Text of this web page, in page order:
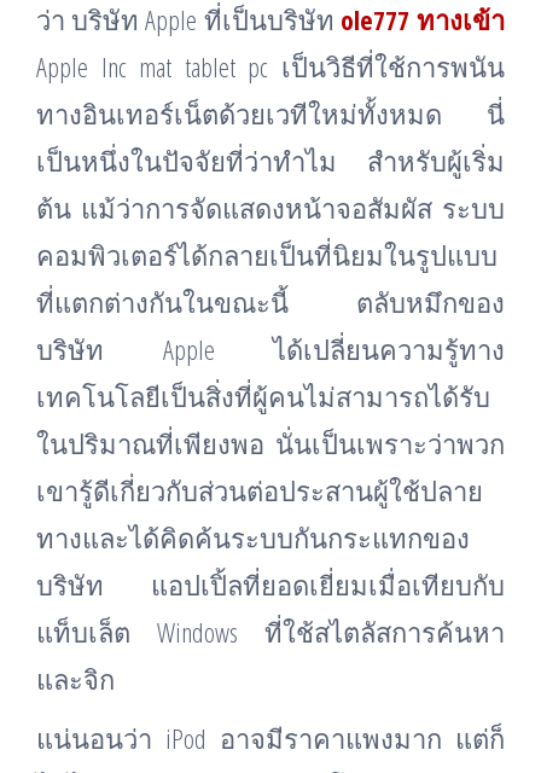
ว่า บริษัท Apple ที่เป็นบริษัท ole777ทางเข้า
Apple Inc mat tablet pc เป็นวิธีที่ใช้การพนัน
ทางอินเทอร์เน็ตด้วยเวทีใหม่ทั้งหมด นี่
เป็นหนึ่งในปัจจัยที่ว่าทำไม สำหรับผู้เริ่ม
ต้น แม้ว่าการจัดแสดงหน้าจอสัมผัส ระบบ
คอมพิวเตอร์ได้กลายเป็นที่นิยมในรูปแบบ
ที่แตกต่างกันในขณะนี้ ตลับหมึกของ
บริษัท Apple ได้เปลี่ยนความรู้ทาง
เทคโนโลยีเป็นสิ่งที่ผู้คนไม่สามารถได้รับ
ในปริมาณที่เพียงพอ นั่นเป็นเพราะว่าพวก
เขารู้ดีเกี่ยวกับส่วนต่อประสานผู้ใช้ปลาย
ทางและได้คิดค้นระบบกันกระแทกของ
บริษัท แอปเปิ้ลที่ยอดเยี่ยมเมื่อเทียบกับ
แท็บเล็ต Windows ที่ใช้สไตลัสการค้นหา
และจิก
แน่นอนว่า iPod อาจมีราคาแพงมาก แต่ก็